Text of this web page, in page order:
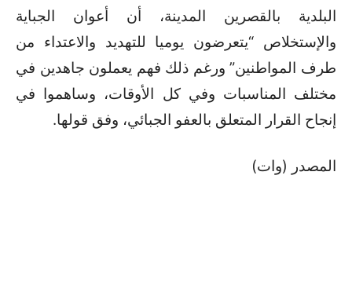
البلدية بالقصرين المدينة، أن أعوان الجباية
والإستخلاص “يتعرضون يوميا للتهديد والاعتداء من
طرف المواطنين” ورغم ذلك فهم يعملون جاهدين في
مختلف المناسبات وفي كل الأوقات، وساهموا في
إنجاح القرار المتعلق بالعفو الجبائي، وفق قولها.
المصدر (وات)